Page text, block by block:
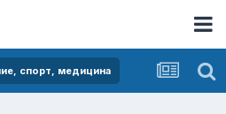
спорт, медицина